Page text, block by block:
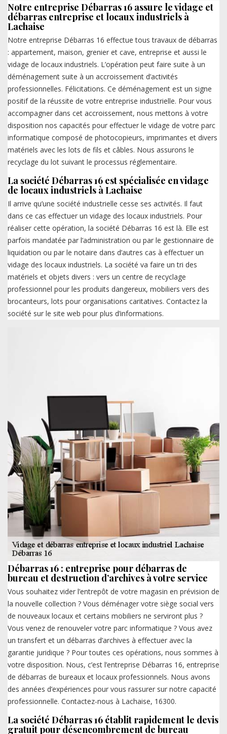
Notre entreprise Débarras 16 assure le vidage et
débarras entreprise et locaux industriels à
Lachaise
Notre entreprise Débarras 16 effectue tous travaux de débarras
: appartement, maison, grenier et cave, entreprise et aussi le
vidage de locaux industriels. L’opération peut faire suite à un
déménagement suite à un accroissement d’activités
professionnelles. Félicitations. Ce déménagement est un signe
positif de la réussite de votre entreprise industrielle. Pour vous
accompagner dans cet accroissement, nous mettons à votre
disposition nos capacités pour effectuer le vidage de votre parc
informatique composé de photocopieurs, imprimantes et divers
matériels avec les lots de fils et câbles. Nous assurons le
recyclage du lot suivant le processus réglementaire.
La société Débarras 16 est spécialisée en vidage
de locaux industriels à Lachaise
Il arrive qu’une société industrielle cesse ses activités. Il faut
dans ce cas effectuer un vidage des locaux industriels. Pour
réaliser cette opération, la société Débarras 16 est là. Elle est
parfois mandatée par l’administration ou par le gestionnaire de
liquidation ou par le notaire dans d’autres cas à effectuer un
vidage des locaux industriels. La société va faire un tri des
matériels et objets divers : vers un centre de recyclage
professionnel pour les produits dangereux, mobiliers vers des
brocanteurs, lots pour organisations caritatives. Contactez la
société sur le site web pour plus d’informations.
Débarras 16 : entreprise pour débarras de
bureau et destruction d’archives à votre service
Vous souhaitez vider l’entrepôt de votre magasin en prévision de
la nouvelle collection ? Vous déménager votre siège social vers
de nouveaux locaux et certains mobiliers ne serviront plus ?
Vous venez de renouveler votre parc informatique ? Vous avez
un transfert et un débarras d’archives à effectuer avec la
garantie juridique ? Pour toutes ces opérations, nous sommes à
votre disposition. Nous, c’est l’entreprise Débarras 16, entreprise
de débarras de bureaux et locaux professionnels. Nous avons
des années d’expériences pour vous rassurer sur notre capacité
professionnelle. Contactez-nous à Lachaise, 16300.
La société Débarras 16 établit rapidement le devis
gratuit pour désencombrement de bureau